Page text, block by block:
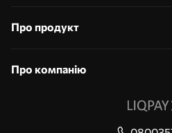
Про продукт
Про компанію